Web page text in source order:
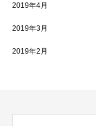
2019年4月
2019年3月
2019年2月